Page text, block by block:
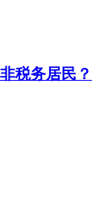
税务居民？